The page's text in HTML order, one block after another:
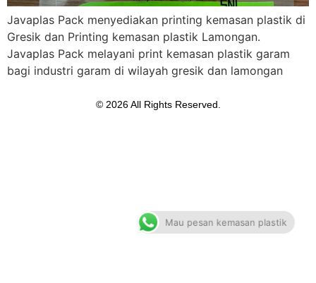
Javaplas Pack menyediakan printing kemasan plastik di
Gresik dan Printing kemasan plastik Lamongan.
Javaplas Pack melayani print kemasan plastik garam
bagi industri garam di wilayah gresik dan lamongan
© 2026 All Rights Reserved.
Mau pesan kemasan plastik